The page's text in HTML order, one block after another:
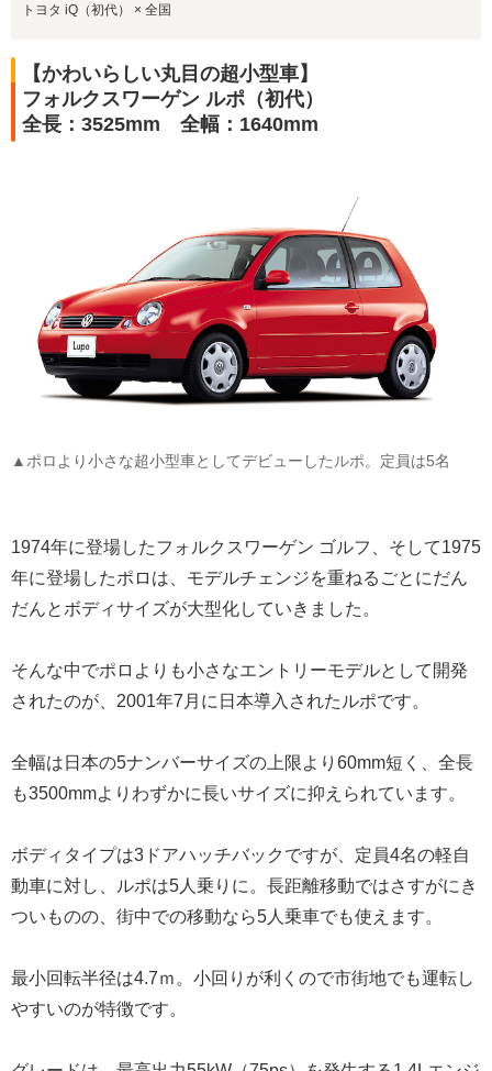
トヨタ iQ（初代） × 全国
【かわいらしい丸目の超小型車】
フォルクスワーゲン ルポ（初代）
全長：3525mm 全幅：1640mm
▲ポロより小さな超小型車としてデビューしたルポ。定員は5名
1974年に登場したフォルクスワーゲン ゴルフ、そして1975
年に登場したポロは、モデルチェンジを重ねるごとにだん
だんとボディサイズが大型化していきました。
そんな中でポロよりも小さなエントリーモデルとして開発
されたのが、2001年7月に日本導入されたルポです。
全幅は日本の5ナンバーサイズの上限より60mm短く、全長
も3500mmよりわずかに長いサイズに抑えられています。
ボディタイプは3ドアハッチバックですが、定員4名の軽自
動車に対し、ルポは5人乗りに。長距離移動ではさすがにき
ついものの、街中での移動なら5人乗車でも使えます。
最小回転半径は4.7ｍ。小回りが利くので市街地でも運転し
やすいのが特徴です。